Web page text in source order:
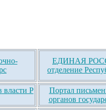
ЕДИНАЯ
отделение
власти Р
Портал
органов